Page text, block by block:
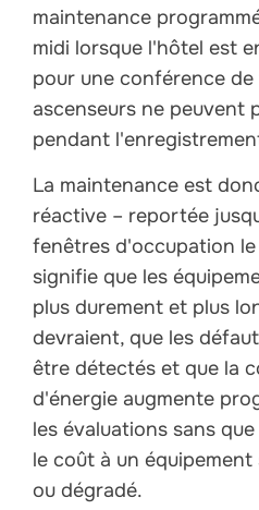
maintenance
midi lorsque l'hôtel est
pour une conférence de
ascenseurs ne peuvent
pendant
La maintenance est
réactive – reportée
fenêtres d'occupation
signifie que les
plus durement et plus
devraient, que les
être détectés et que la
d'énergie augmente
les évaluations sans
le coût à un
ou dégradé.